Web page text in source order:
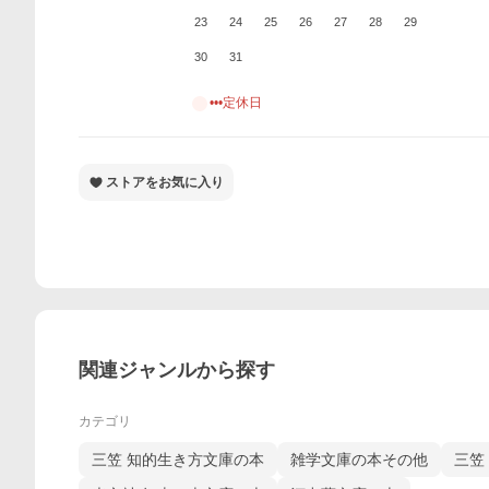
23 24 25 26 27 28 29
30 31
•••定休日
ストアをお気に入り
関連ジャンルから探す
カテゴリ
三笠 知的生き方文庫の本 雑学文庫の本その他
三笠